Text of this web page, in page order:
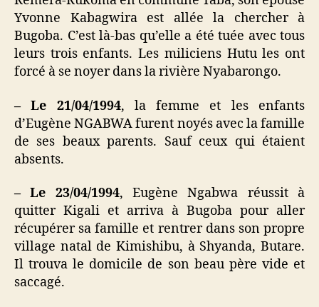
Yvonne Kabagwira est allée la chercher à
Bugoba. C’est là-bas qu’elle a été tuée avec tous
leurs trois enfants. Les miliciens Hutu les ont
forcé à se noyer dans la rivière Nyabarongo.
– Le 21/04/1994, la femme et les enfants
d’Eugène NGABWA furent noyés avec la famille
de ses beaux parents. Sauf ceux qui étaient
absents.
– Le 23/04/1994, Eugène Ngabwa réussit à
quitter Kigali et arriva à Bugoba pour aller
récupérer sa famille et rentrer dans son propre
village natal de Kimishibu, à Shyanda, Butare.
Il trouva le domicile de son beau père vide et
saccagé.